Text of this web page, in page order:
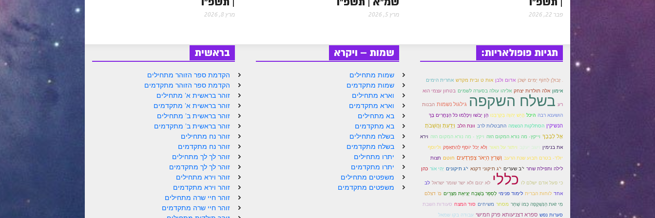
מרץ 8, 2026 מרץ 5, 2026 פבר 22, 2026
בראשית
הקדמת ספר הזוהר מתחילים
הקדמת ספר הזוהר מתקדמים
זוהר בראשית א' מתחילים
זוהר בראשית א' מתקדמים
זוהר בראשית ב' מתחילים
זוהר בראשית ב' מתקדמים
זוהר נח מתחילים
זוהר נח מתקדמים
זוהר לך לך מתחילים
זוהר לך לך מתקדמים
זוהר וירא מתחילים
זוהר וירא מתקדמים
זוהר חיי שרה מתחילים
זוהר חיי שרה מתקדמים
שמות – ויקרא
שמות מתחילים
שמות מתקדמים
וארא מתחילים
וארא מתקדמים
בא מתחילים
בא מתקדמים
בשלח מתחילים
בשלח מתקדמים
יתרו מתחילים
יתרו מתקדמים
משפטים מתחילים
משפטים מתקדמים
תגיות פופולאריות:
. זְבוּלֻן לְחוֹף יַמִּים יִשְׁכֹּן אדום ולבן אות ט ובית מקדש אחרית הימים
אימון אלה תולדות יצחק אליהו עולה בסערה לשמים בטחון עצמי הוא
רע בשלח השקפה גילגול נשמות הבנות
הושענא רבה היכל הֲיֵשׁ יְהוָה בְּקִרְבֵּנוּ הֵן יֵבֹשׁוּ וְיִכָּלְמוּ כֹּל הַנֶּחֱרִים בָּךְ
הנשיקין הסתלקות הנשמה התבטלות לרב וונת הלב וְיָדַעְתָּ וַהֲשֵׁבֹתָ
אֶל לְבָבֶךָ וייקץ- מה נורא המקום הזה ויקץ - מה נורא המקום הזה וירא
את בנימין
וישב יעקב ויתור על האור וְלֹא יָכֹל יוֹסֵף לְהִתְאַפֵּק וליוסף
יולד- בטרם תבוע שנת הרעב וְשָׁרַץ הַיְאֹר צְפַרְדְּעִים חוטם חצות
לילה ותפילת שחר י"ב שערים י"ג תיקוני דקנא י"ג תיקונים יְהִי אוֹר כהן
כי פעל אדם ישלם לו כללי לא ינום ולא ישר שומר ישראל לב
אחד לוחות הברית לימוד פנימי לְסַפֵּר בְּשֶׁבַח יְצִיאַת מִצְרַיִם ם' דצלם
מִי זֹאת הַנִּשְׁקָפָה כְּמוֹ שָׁחַר מסחר משיחים סוד המצח סעודות השבת
סערות נפש ספרא דצניעותא פרק חמישי עבודה בקו שמאל